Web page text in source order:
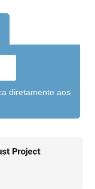
diretamente aos